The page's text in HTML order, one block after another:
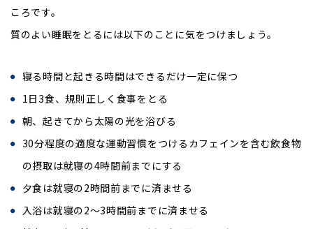
ころです。
質のよい睡眠をとるには以下のことに気をつけましょう。
寝る時間と起きる時間はできるだけ一定に保つ
1日3食、規則正しく食事をとる
朝、起きてから太陽の光を浴びる
30分程度の適度な運動習慣をつけるカフェインを含む飲食物
の摂取は就寝の4時間前までにする
夕食は就寝の2時間前までに済ませる
入浴は就寝の2～3時間前までに済ませる